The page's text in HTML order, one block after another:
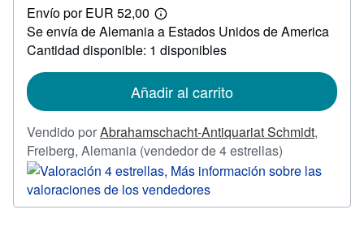
38,00
Envío por EUR 52,00
Más
información
sobre
las
envío
Se envía de Alemania a Estados Unidos de America
Cantidad disponible: 1 disponibles
Añadir al carrito
Vendido porAbrahamschacht-Antiquariat Schmidt,
Freiberg, Alemania (vendedor de 4 estrellas)
del
4